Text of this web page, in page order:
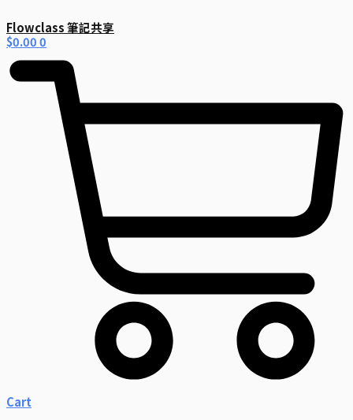
Flowclass 筆記共享
$0.000
Cart